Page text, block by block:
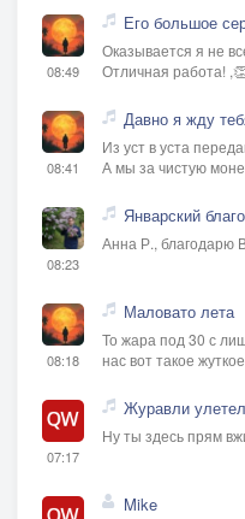
08:49
Его большое
Оказывается я не
Отличная работа!
08:41
Давно я жду
Из уст в уста
А мы за чистую
08:23
Январский
Анна Р., благодарю
08:18
Маловато лета
То жара под 30 с
нас вот такое
07:17
Журавли
Ну ты здесь прям
Mike